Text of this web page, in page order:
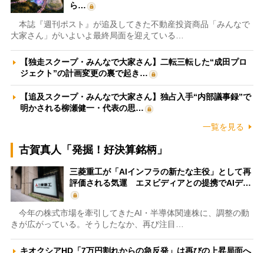
ら…
本誌『週刊ポスト』が追及してきた不動産投資商品「みんなで
大家さん」がいよいよ最終局面を迎えている…
【独走スクープ・みんなで大家さん】二転三転した“成田プロ
ジェクト”の計画変更の裏で起き…
【追及スクープ・みんなで大家さん】独占入手“内部議事録”で
明かされる柳瀬健一・代表の思…
一覧を見る
古賀真人「発掘！好決算銘柄」
三菱重工が「AIインフラの新たな主役」として再
評価される気運 エヌビディアとの提携でAIデ…
今年の株式市場を牽引してきたAI・半導体関連株に、調整の動
きが広がっている。そうしたなか、再び注目…
キオクシアHD「7万円割れからの急反発」は再びの上昇局面へ